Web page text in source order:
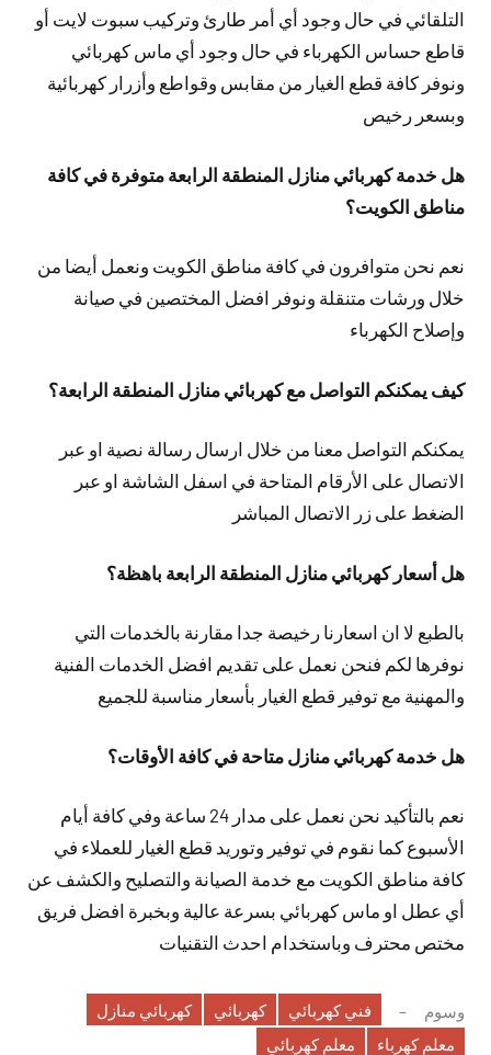
التلقائي في حال وجود أي أمر طارئ وتركيب سبوت لايت أو
قاطع حساس الكهرباء في حال وجود أي ماس كهربائي
ونوفر كافة قطع الغيار من مقابس وقواطع وأزرار كهربائية
وبسعر رخيص
هل خدمة كهربائي منازل المنطقة الرابعة متوفرة في كافة
مناطق الكويت؟
نعم نحن متوافرون في كافة مناطق الكويت ونعمل أيضا من
خلال ورشات متنقلة ونوفر افضل المختصين في صيانة
وإصلاح الكهرباء
كيف يمكنكم التواصل مع كهربائي منازل المنطقة الرابعة؟
يمكنكم التواصل معنا من خلال ارسال رسالة نصية او عبر
الاتصال على الأرقام المتاحة في اسفل الشاشة او عبر
الضغط على زر الاتصال المباشر
هل أسعار كهربائي منازل المنطقة الرابعة باهظة؟
بالطبع لا ان اسعارنا رخيصة جدا مقارنة بالخدمات التي
نوفرها لكم فنحن نعمل على تقديم افضل الخدمات الفنية
والمهنية مع توفير قطع الغيار بأسعار مناسبة للجميع
هل خدمة كهربائي منازل متاحة في كافة الأوقات؟
نعم بالتأكيد نحن نعمل على مدار 24 ساعة وفي كافة أيام
الأسبوع كما نقوم في توفير وتوريد قطع الغيار للعملاء في
كافة مناطق الكويت مع خدمة الصيانة والتصليح والكشف عن
أي عطل او ماس كهربائي بسرعة عالية وبخبرة افضل فريق
مختص محترف وباستخدام احدث التقنيات
وسوم فني كهربائي كهربائي
كهربائي منازل
معلم كهرباء
معلم كهربائي